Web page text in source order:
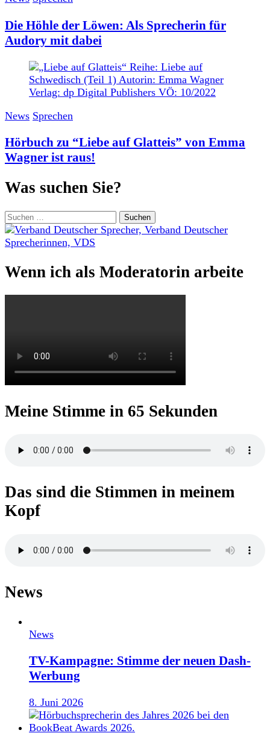
Die Höhle der Löwen: Als Sprecherin für
Audory mit dabei
News Sprechen
Hörbuch zu “Liebe auf Glatteis” von Emma
Wagner ist raus!
Was suchen Sie?
Suchen
nach:
Wenn ich als Moderatorin arbeite
Meine Stimme in 65 Sekunden
Das sind die Stimmen in meinem
Kopf
News
News
TV-Kampagne: Stimme der neuen Dash-
Werbung
8. Juni 2026